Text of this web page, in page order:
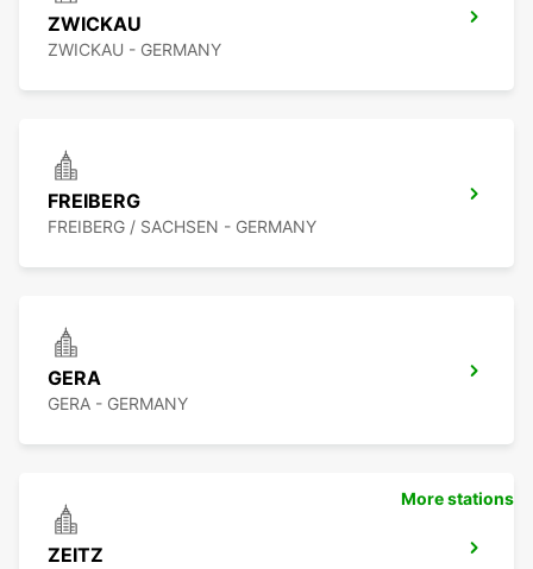
ZWICKAU
ZWICKAU - GERMANY
FREIBERG
FREIBERG / SACHSEN - GERMANY
GERA
GERA - GERMANY
ZEITZ
More stations